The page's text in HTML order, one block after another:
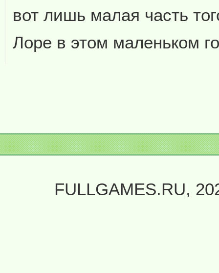
вот лишь малая часть
Лоре в этом маленьком
FULLGAMES.RU,